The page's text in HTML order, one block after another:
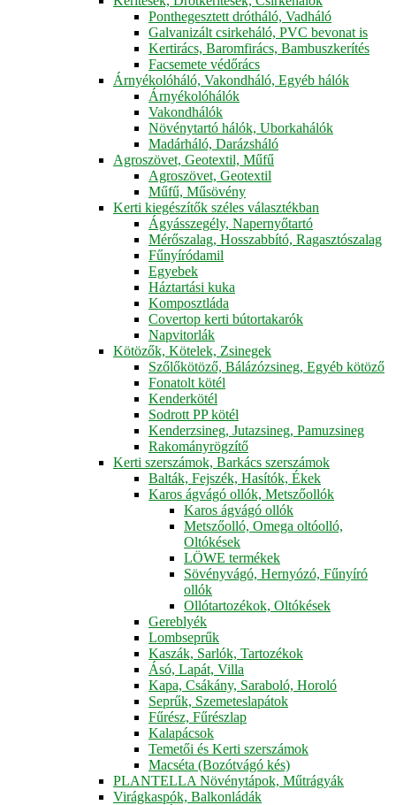
Ponthegesztett drótháló, Vadháló
Galvanizált csirkeháló, PVC bevonat is
Kertirács, Baromfirács, Bambuszkerítés
Facsemete védőrács
Árnyékolóháló, Vakondháló, Egyéb hálók
Árnyékolóhálók
Vakondhálók
Növénytartó hálók, Uborkahálók
Madárháló, Darázsháló
Agroszövet, Geotextil, Műfű
Agroszövet, Geotextil
Műfű, Műsövény
Kerti kiegészítők széles választékban
Ágyásszegély, Napernyőtartó
Mérőszalag, Hosszabbító, Ragasztószalag
Fűnyíródamil
Egyebek
Háztartási kuka
Komposztláda
Covertop kerti bútortakarók
Napvitorlák
Kötözők, Kötelek, Zsinegek
Szőlőkötöző, Bálázózsineg, Egyéb kötöző
Fonatolt kötél
Kenderkötél
Sodrott PP kötél
Kenderzsineg, Jutazsineg, Pamuzsineg
Rakományrögzítő
Kerti szerszámok, Barkács szerszámok
Balták, Fejszék, Hasítók, Ékek
Karos ágvágó ollók, Metszőollók
Karos ágvágó ollók
Metszőolló, Omega oltóolló,
Oltókések
LÖWE termékek
Sövényvágó, Hernyózó, Fűnyíró
ollók
Ollótartozékok, Oltókések
Gereblyék
Lombseprűk
Kaszák, Sarlók, Tartozékok
Ásó, Lapát, Villa
Kapa, Csákány, Saraboló, Horoló
Seprűk, Szemeteslapátok
Fűrész, Fűrészlap
Kalapácsok
Temetői és Kerti szerszámok
Macséta (Bozótvágó kés)
PLANTELLA Növénytápok, Műtrágyák
Virágkaspók, Balkonládák